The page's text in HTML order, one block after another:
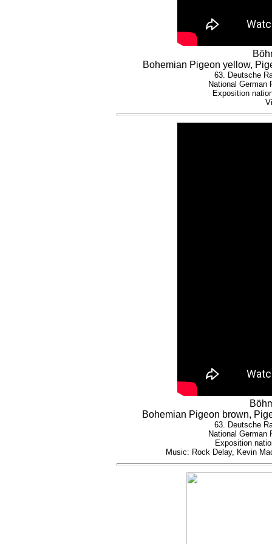
Bohemian Pigeon yellow,
63. Deutsche
National German
Exposition
Bohemian Pigeon brown,
63. Deutsche
National German
Exposition
Music: Rock Delay, Kevin